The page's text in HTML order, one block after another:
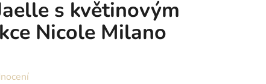
s květinovým
Nicole Milano